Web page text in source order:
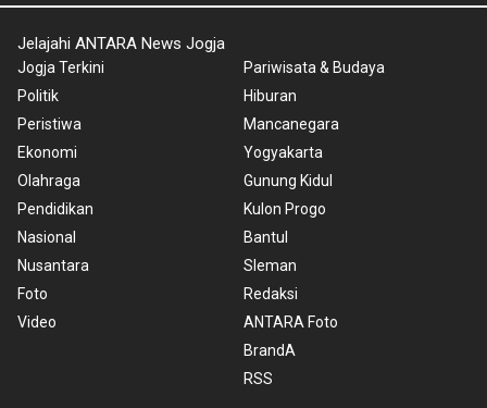
Jelajahi ANTARA News Jogja
Jogja Terkini
Politik
Peristiwa
Ekonomi
Olahraga
Pendidikan
Nasional
Nusantara
Foto
Video
Pariwisata & Budaya
Hiburan
Mancanegara
Yogyakarta
Gunung Kidul
Kulon Progo
Bantul
Sleman
Redaksi
ANTARA Foto
BrandA
RSS